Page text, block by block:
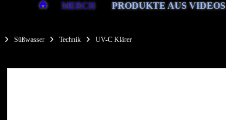
MERCH PRODUKTE AUS VIDEOS
Süßwasser Technik UV-C Klärer